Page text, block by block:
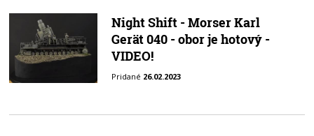
Night Shift - Morser Karl
Gerät 040 - obor je hotový -
VIDEO!
Pridané 26.02.2023